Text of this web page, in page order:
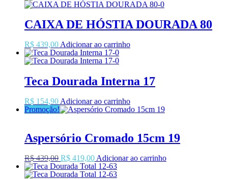
CAIXA DE HÓSTIA DOURADA 80
R$ 439,00 Adicionar ao carrinho
Teca Dourada Interna 17
R$ 154,90 Adicionar ao carrinho
Promoção!
Aspersório Cromado 15cm 19
R$ 439,00 O
preço
original
R$ 419,00O
preço
atual
Adicionar ao carrinho